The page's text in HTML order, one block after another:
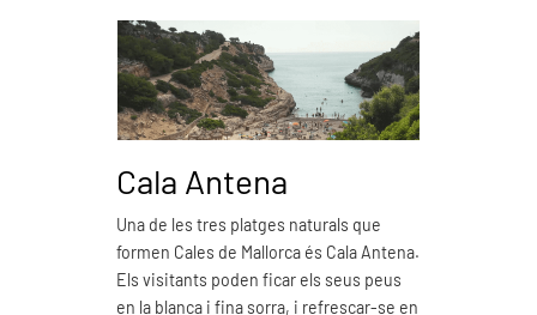
Cala Antena
Una de les tres platges naturals que
formen Cales de Mallorca és Cala Antena.
Els visitants poden ficar els seus peus
en la blanca i fina sorra, i refrescar-se en